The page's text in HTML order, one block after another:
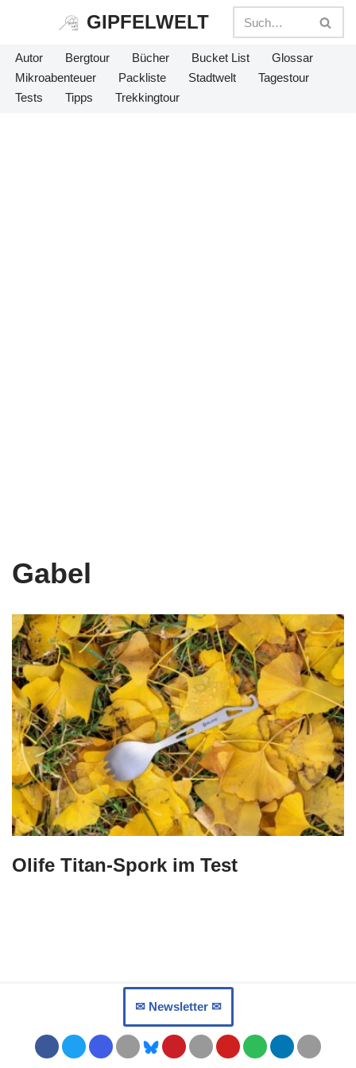
Inhalt
springen
GIPFELWELT
Autor Bergtour Bücher Bucket List
Glossar
Mikroabenteuer
Packliste Stadtwelt
Tagestour
Tests
Tipps Trekkingtour
Gabel
Olife Titan-Spork im Test
✉︎ Newsletter ✉︎